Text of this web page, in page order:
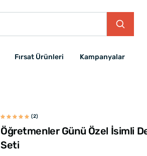
Fırsat Ürünleri Kampanyalar
(2)
Öğretmenler Günü Özel İsimli
Seti